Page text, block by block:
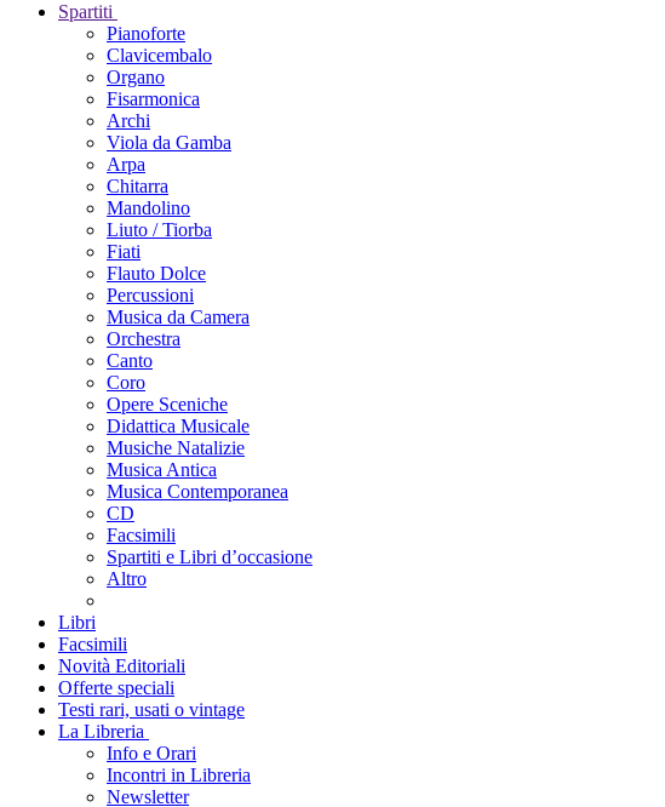
Spartiti
Pianoforte
Clavicembalo
Organo
Fisarmonica
Archi
Viola da Gamba
Arpa
Chitarra
Mandolino
Liuto / Tiorba
Fiati
Flauto Dolce
Percussioni
Musica da Camera
Orchestra
Canto
Coro
Opere Sceniche
Didattica Musicale
Musiche Natalizie
Musica Antica
Musica Contemporanea
CD
Facsimili
Spartiti e Libri d’occasione
Altro
Libri
Facsimili
Novità Editoriali
Offerte speciali
Testi rari, usati o vintage
La Libreria
Info e Orari
Incontri in Libreria
Newsletter